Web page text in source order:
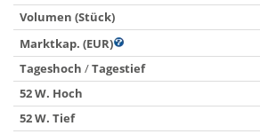
Volumen (Stück)
Marktkap. (EUR)
Tageshoch /Tagestief
52 W. Hoch
52 W. Tief